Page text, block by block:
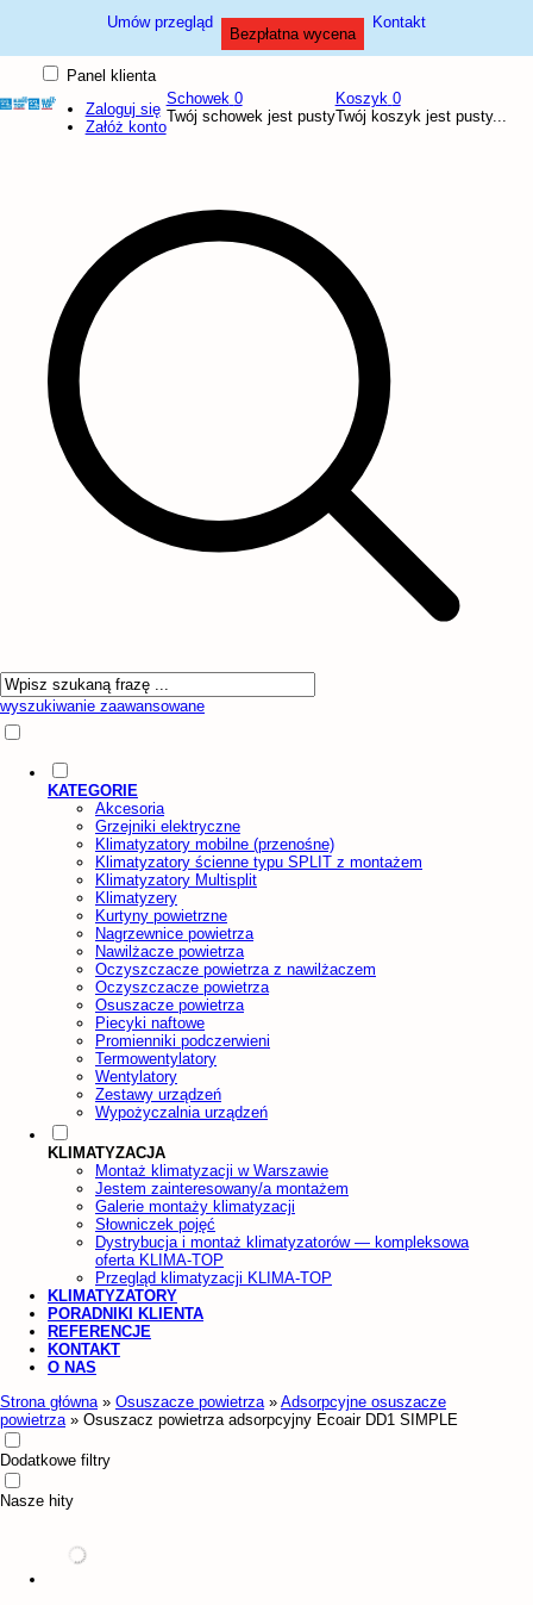
Umów przegląd
Bezpłatna wycena
Kontakt
Panel klienta
Zaloguj się
Załóż konto
Schowek 0
Twój schowek jest pusty
Koszyk 0
Twój koszyk jest pusty...
wyszukiwanie zaawansowane
KATEGORIE
Akcesoria
Grzejniki elektryczne
Klimatyzatory mobilne (przenośne)
Klimatyzatory ścienne typu SPLIT z montażem
Klimatyzatory Multisplit
Klimatyzery
Kurtyny powietrzne
Nagrzewnice powietrza
Nawilżacze powietrza
Oczyszczacze powietrza z nawilżaczem
Oczyszczacze powietrza
Osuszacze powietrza
Piecyki naftowe
Promienniki podczerwieni
Termowentylatory
Wentylatory
Zestawy urządzeń
Wypożyczalnia urządzeń
KLIMATYZACJA
Montaż klimatyzacji w Warszawie
Jestem zainteresowany/a montażem
Galerie montaży klimatyzacji
Słowniczek pojęć
Dystrybucja i montaż klimatyzatorów — kompleksowa
oferta KLIMA-TOP
Przegląd klimatyzacji KLIMA-TOP
KLIMATYZATORY
PORADNIKI KLIENTA
REFERENCJE
KONTAKT
O NAS
Strona główna » Osuszacze powietrza » Adsorpcyjne osuszacze
powietrza » Osuszacz powietrza adsorpcyjny Ecoair DD1 SIMPLE
Dodatkowe filtry
Nasze hity